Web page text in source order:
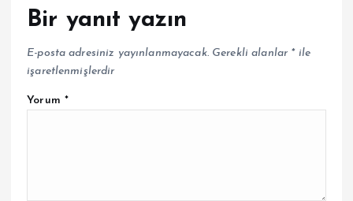
Bir yanıt yazın
E-posta adresiniz yayınlanmayacak. Gerekli alanlar *ile
işaretlenmişlerdir
Yorum *